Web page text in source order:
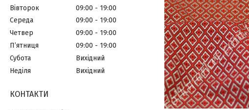
Вівторок
09:00
19:00
Середа
09:00
19:00
Четвер
09:00
19:00
Пʼятниця
09:00
19:00
Субота
Вихідний
Неділя
Вихідний
КОНТАКТИ